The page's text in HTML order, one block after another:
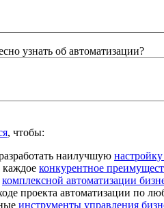
узнать об автоматизации?
, чтобы:
наилучшую
каждое конкурентное
комплексной автоматизации
проекта автоматизации по
инструменты управления